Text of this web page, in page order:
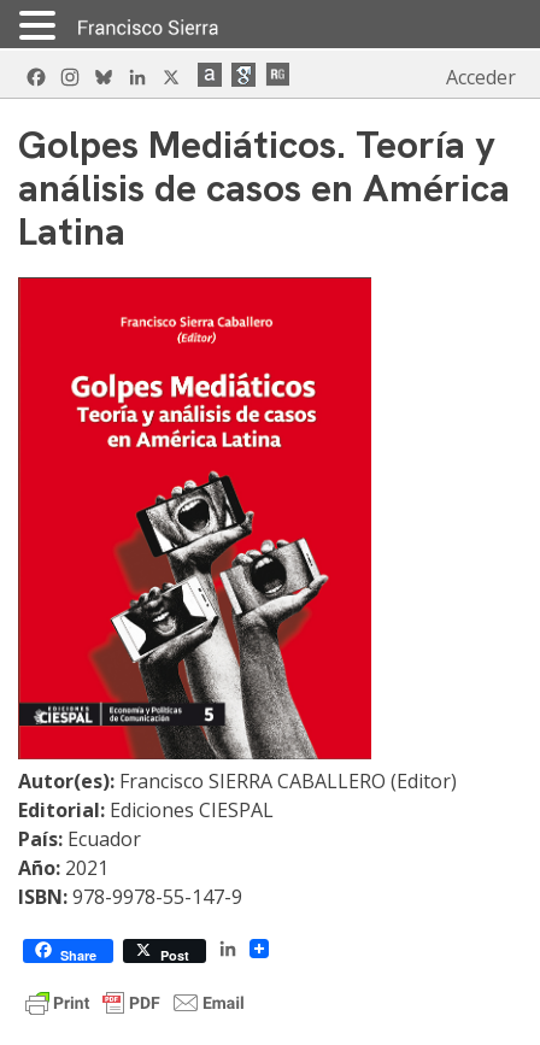
Skip
to
FacebookInstagram
BlueskyLinkedIn Acceder
Golpes Mediáticos. Teoría y
análisis de casos en América
Latina
Autor(es): Francisco SIERRA CABALLERO (Editor)
Editorial: Ediciones CIESPAL
País: Ecuador
Año: 2021
ISBN:978-9978-55-147-9
Share Post LinkedIn